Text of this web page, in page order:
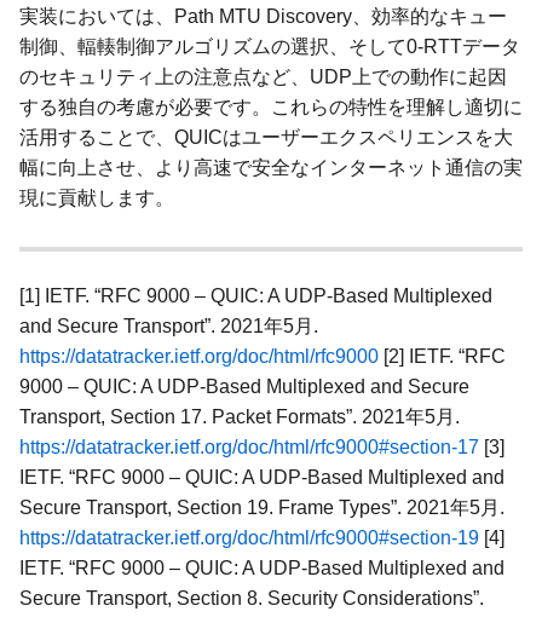
実装においては、Path MTU Discovery、効率的なキュー
制御、輻輳制御アルゴリズムの選択、そして0-RTTデータ
のセキュリティ上の注意点など、UDP上での動作に起因
する独自の考慮が必要です。これらの特性を理解し適切に
活用することで、QUICはユーザーエクスペリエンスを大
幅に向上させ、より高速で安全なインターネット通信の実
現に貢献します。
[1] IETF. “RFC 9000 – QUIC: A UDP-Based Multiplexed
and Secure Transport”. 2021年5月.
https://datatracker.ietf.org/doc/html/rfc9000 [2] IETF. “RFC
9000 – QUIC: A UDP-Based Multiplexed and Secure
Transport, Section 17. Packet Formats”. 2021年5月.
https://datatracker.ietf.org/doc/html/rfc9000#section-17 [3]
IETF. “RFC 9000 – QUIC: A UDP-Based Multiplexed and
Secure Transport, Section 19. Frame Types”. 2021年5月.
https://datatracker.ietf.org/doc/html/rfc9000#section-19 [4]
IETF. “RFC 9000 – QUIC: A UDP-Based Multiplexed and
Secure Transport, Section 8. Security Considerations”.